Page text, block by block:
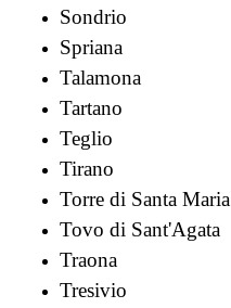
Sondrio
Spriana
Talamona
Tartano
Teglio
Tirano
Torre di Santa Maria
Tovo di Sant'Agata
Traona
Tresivio